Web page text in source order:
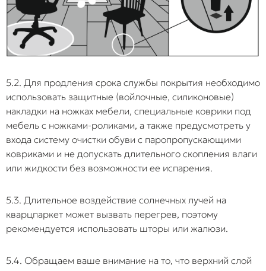
5.2. Для продления срока службы покрытия необходимо
использовать защитные (войлочные, силиконовые)
накладки на ножках мебели, специальные коврики под
мебель с ножками-роликами, а также предусмотреть у
входа систему очистки обуви с паропропускающими
ковриками и не допускать длительного скопления влаги
или жидкости без возможности ее испарения.
5.3. Длительное воздействие солнечных лучей на
кварцпаркет может вызвать перегрев, поэтому
рекомендуется использовать шторы или жалюзи.
5.4. Обращаем ваше внимание на то, что верхний слой